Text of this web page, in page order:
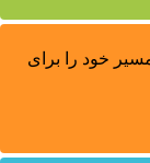
خود را برای